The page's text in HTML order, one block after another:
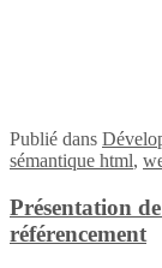
Publié dans
sémantique html,
Présentation
référencement